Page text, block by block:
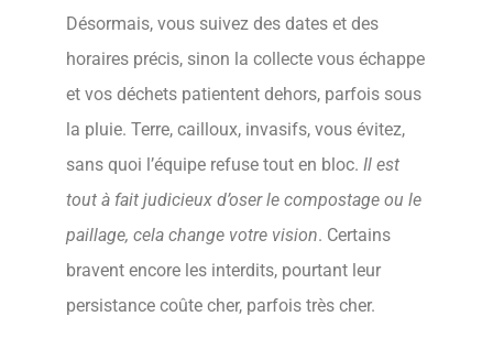
Désormais, vous suivez des dates et des
horaires précis, sinon la collecte vous échappe
et vos déchets patientent dehors, parfois sous
la pluie. Terre, cailloux, invasifs, vous évitez,
sans quoi l’équipe refuse tout en bloc. Il est
tout à fait judicieux d’oser le compostage ou le
paillage, cela change votre vision. Certains
bravent encore les interdits, pourtant leur
persistance coûte cher, parfois très cher.